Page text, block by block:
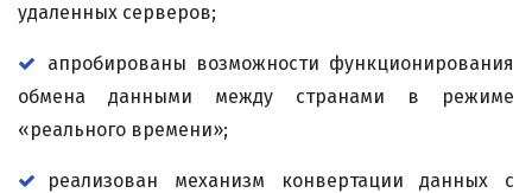
удаленных серверов;
апробированы возможности функционирования
обмена данными между странами в режиме
«реального времени»;
реализован механизм конвертации данных с